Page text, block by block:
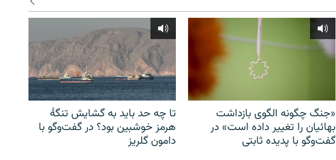
«جنگ چگونه الگوی بازداشت
بهائیان را تغییر داده است» در
گفت‌وگو با پدیده ثابتی
تا چه حد باید به گشایش تنگهٔ
هرمز خوشبین بود؟ در گفت‌وگو با
دامون گلریز